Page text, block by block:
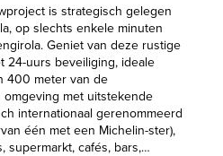
is strategisch gelegen
op slechts enkele minuten
Geniet van deze rustige
24-uurs beveiliging, ideale
400 meter van de
met uitstekende
internationaal gerenommeerd
één met een Michelin-ster),
supermarkt, cafés, bars,…